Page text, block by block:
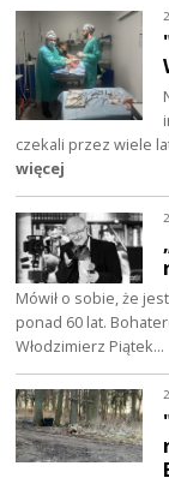
czekali przez wiele
więcej
Mówił o sobie, że
ponad 60 lat.
Włodzimierz Piątek…